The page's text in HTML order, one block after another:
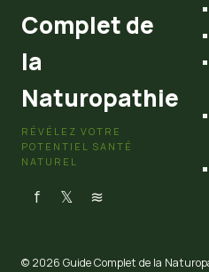
Complet de
la
Naturopathie
RÉVÉLEZ VOTRE
POTENTIEL SANTÉ
NATUREL
f 𝕏 ≋
© 2026 Guide Complet de la